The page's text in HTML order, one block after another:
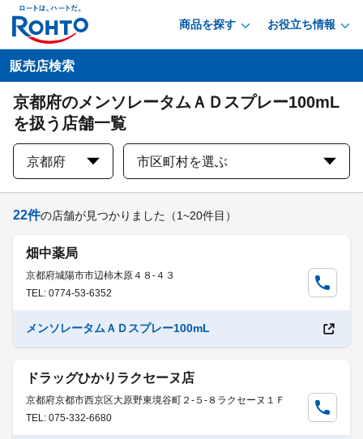
商品を探す お役立ち情報
販売店検索
京都府のメンソレータムＡＤスプレー100mL
を扱う店舗一覧
京都府 市区町村を選ぶ
22件の店舗が見つかりました （1~20件目）
畑中薬局
京都府城陽市市辺柿木原４８-４３
TEL: 0774-53-6352
メンソレータムＡＤスプレー100mL
ドラッグひかりラクセーヌ店
京都府京都市西京区大原野東境谷町２-５-８ラクセーヌ１Ｆ
TEL: 075-332-6680